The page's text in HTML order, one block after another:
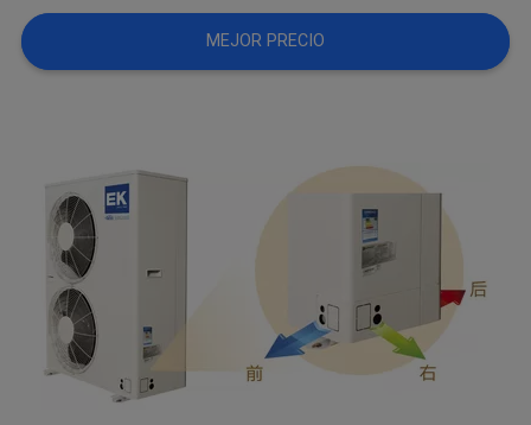
COMPANY
NEWS
MEJOR PRECIO